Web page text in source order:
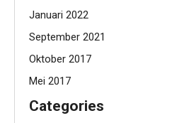
Januari 2022
September 2021
Oktober 2017
Mei 2017
Categories